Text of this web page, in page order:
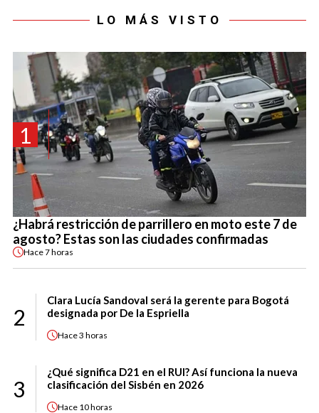
LO MÁS VISTO
1
¿Habrá restricción de parrillero en moto este 7 de
agosto? Estas son las ciudades confirmadas
Hace7 horas
2
Clara Lucía Sandoval será la gerente para Bogotá
designada por De la Espriella
Hace3 horas
3
¿Qué significa D21 en el RUI? Así funciona la nueva
clasificación del Sisbén en 2026
Hace 10 horas